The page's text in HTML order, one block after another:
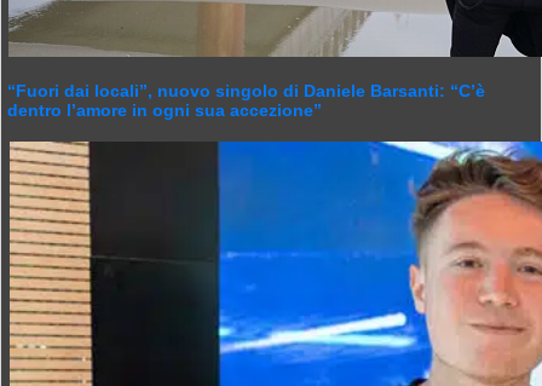
“Fuori dai locali”, nuovo singolo di Daniele Barsanti: “C’è
dentro l’amore in ogni sua accezione”